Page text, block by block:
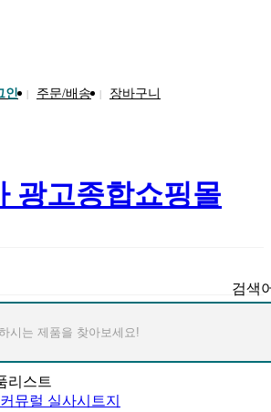
인 | 주문/배송 | 장바구니
검색
리스트
뮤럴 실사시트지